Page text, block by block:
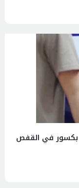
بكسور في القفص